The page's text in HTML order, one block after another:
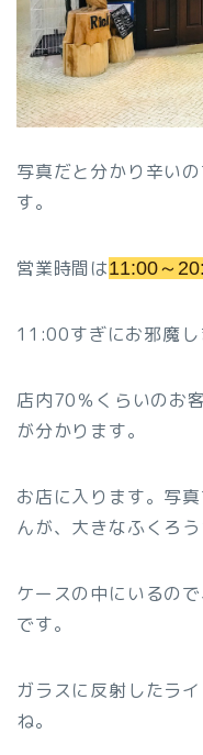
写真だと分かり辛い
す。
営業時間は11:00～
11:00すぎにお邪魔し
店内70％くらいのお
が分かります。
お店に入ります。写
んが、大きなふくろ
ケースの中にいるの
です。
ガラスに反射したラ
ね。